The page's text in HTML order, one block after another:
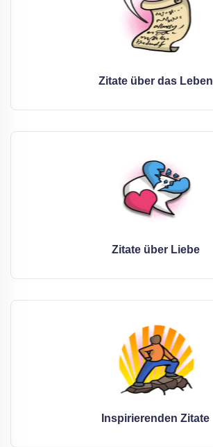
Zitate über das Leben
Zitate über Liebe
Inspirierenden Zitate